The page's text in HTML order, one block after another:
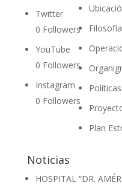
Twitter
0 Followers
YouTube
0 Followers
Instagram
0 Followers
Políticas
Plan
Noticias
HOSPITAL “DR.